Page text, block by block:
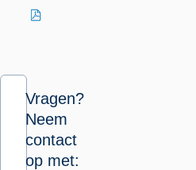
Vragen?
Neem
contact
op met: